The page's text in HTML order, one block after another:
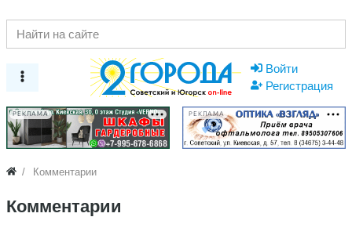
Войти
Регистрация
РЕКЛАМА РЕКЛАМА
Комментарии
Комментарии